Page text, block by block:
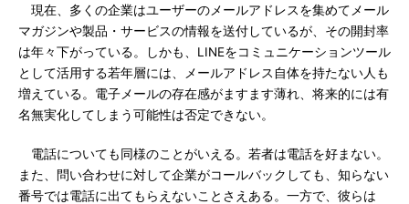
現在、多くの企業はユーザーのメールアドレスを集めてメール
マガジンや製品・サービスの情報を送付しているが、その開封率
は年々下がっている。しかも、LINEをコミュニケーションツール
として活用する若年層には、メールアドレス自体を持たない人も
増えている。電子メールの存在感がますます薄れ、将来的には有
名無実化してしまう可能性は否定できない。
電話についても同様のことがいえる。若者は電話を好まない。
また、問い合わせに対して企業がコールバックしても、知らない
番号では電話に出てもらえないことさえある。一方で、彼らは